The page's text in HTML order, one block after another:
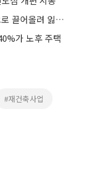
오세훈, 장위13구역서 “사업성 획기적으로 끌어올려 잃어버린 10년 되찾을 것”
가 노후 주택
#재건축사업